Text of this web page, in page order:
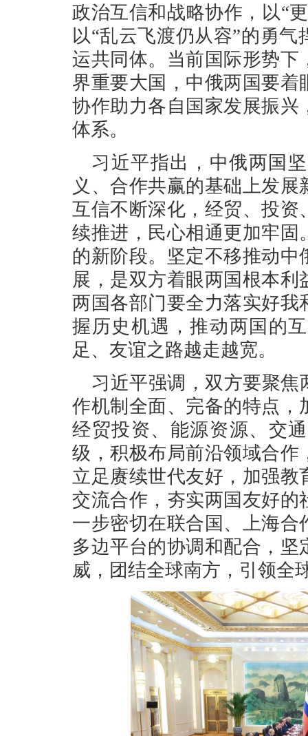
政治互信和战略协作，以“
以“乱云飞渡仍从容”的勇
运共同体。当前国际形势
界重要大国，中俄两国要
协作助力各自国家发展振
体系。
习近平指出，中俄两国
义、合作共赢的基础上发
互信不断深化，经贸、投
续推进，民心相通更加牢
的新阶段。坚定不移推动
展，是双方着眼两国根本
两国各部门要全力落实好
握历史机遇，推动两国的
足、友谊之路越走越宽。
习近平强调，双方要聚
作机制全面、完备的特点
经贸投资、能源资源、交
级，积极布局前沿领域合
立足赓续世代友好，加强
交流合作，夯实两国友好
一步密切在联合国、上海
多边平台的协调和配合，
威，团结全球南方，引领全